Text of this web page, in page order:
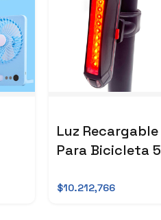
Luz Recargable
Para Bicicleta 5
$10.212,766